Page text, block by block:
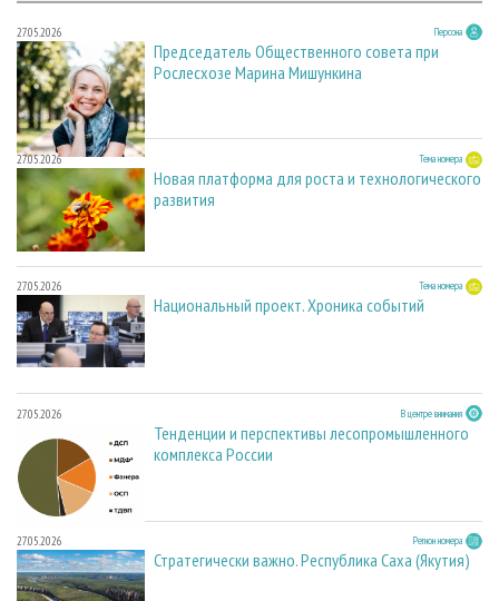
27.05.2026 Персона
Председатель Общественного совета при
Рослесхозе Марина Мишункина
27.05.2026 Тема номера
Новая платформа для роста и технологического
развития
27.05.2026 Тема номера
Национальный проект. Хроника событий
27.05.2026 В центре внимания
Тенденции и перспективы лесопромышленного
комплекса России
27.05.2026 Регион номера
Стратегически важно. Республика Саха (Якутия)